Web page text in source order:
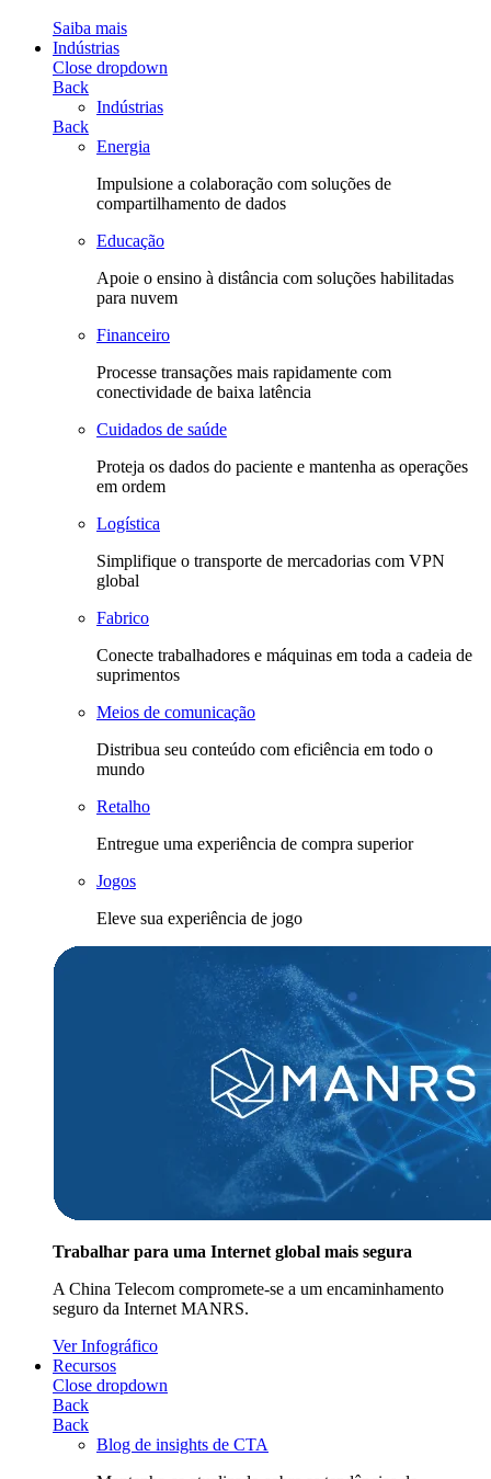
Saiba mais
Indústrias
Close dropdown
Back
Indústrias
Back
Energia
Impulsione a colaboração com soluções de
compartilhamento de dados
Educação
Apoie o ensino à distância com soluções habilitadas
para nuvem
Financeiro
Processe transações mais rapidamente com
conectividade de baixa latência
Cuidados de saúde
Proteja os dados do paciente e mantenha as operações
em ordem
Logística
Simplifique o transporte de mercadorias com VPN
global
Fabrico
Conecte trabalhadores e máquinas em toda a cadeia de
suprimentos
Meios de comunicação
Distribua seu conteúdo com eficiência em todo o
mundo
Retalho
Entregue uma experiência de compra superior
Jogos
Eleve sua experiência de jogo
Trabalhar para uma Internet global mais segura
A China Telecom compromete-se a um encaminhamento
seguro da Internet MANRS.
Ver Infográfico
Recursos
Close dropdown
Back
Back
Blog de insights de CTA